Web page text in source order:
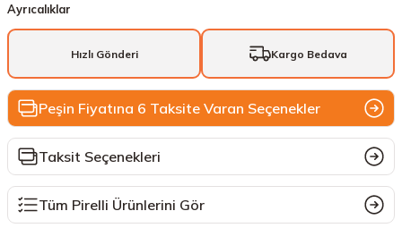
Ayrıcalıklar
Hızlı Gönderi Kargo Bedava
Peşin Fiyatına 6 Taksite Varan Seçenekler
Taksit Seçenekleri
Tüm Pirelli Ürünlerini Gör